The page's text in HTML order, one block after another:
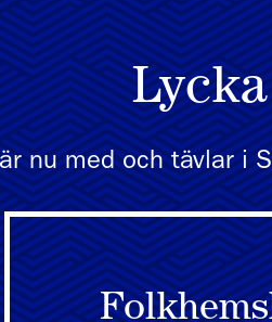
nu med och tävlar i